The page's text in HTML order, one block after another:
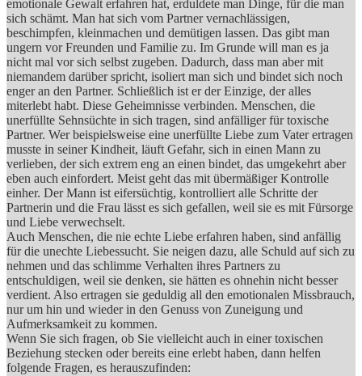
emotionale Gewalt erfahren hat, erduldete man Dinge, für die man
sich schämt. Man hat sich vom Partner vernachlässigen,
beschimpfen, kleinmachen und demütigen lassen. Das gibt man
ungern vor Freunden und Familie zu. Im Grunde will man es ja
nicht mal vor sich selbst zugeben. Dadurch, dass man aber mit
niemandem darüber spricht, isoliert man sich und bindet sich noch
enger an den Partner. Schließlich ist er der Einzige, der alles
miterlebt habt. Diese Geheimnisse verbinden. Menschen, die
unerfüllte Sehnsüchte in sich tragen, sind anfälliger für toxische
Partner. Wer beispielsweise eine unerfüllte Liebe zum Vater ertragen
musste in seiner Kindheit, läuft Gefahr, sich in einen Mann zu
verlieben, der sich extrem eng an einen bindet, das umgekehrt aber
eben auch einfordert. Meist geht das mit übermäßiger Kontrolle
einher. Der Mann ist eifersüchtig, kontrolliert alle Schritte der
Partnerin und die Frau lässt es sich gefallen, weil sie es mit Fürsorge
und Liebe verwechselt.
Auch Menschen, die nie echte Liebe erfahren haben, sind anfällig
für die unechte Liebessucht. Sie neigen dazu, alle Schuld auf sich zu
nehmen und das schlimme Verhalten ihres Partners zu
entschuldigen, weil sie denken, sie hätten es ohnehin nicht besser
verdient. Also ertragen sie geduldig all den emotionalen Missbrauch,
nur um hin und wieder in den Genuss von Zuneigung und
Aufmerksamkeit zu kommen.
Wenn Sie sich fragen, ob Sie vielleicht auch in einer toxischen
Beziehung stecken oder bereits eine erlebt haben, dann helfen
folgende Fragen, es herauszufinden: